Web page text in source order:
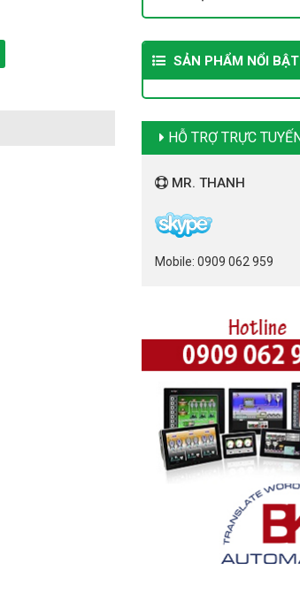
SẢN PHẨM NỔI BẬT
HỖ TRỢ TRỰC
MR. THANH
Mobile: 0909 062 959